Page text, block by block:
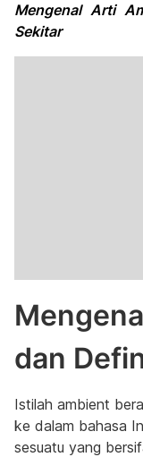
Mengenal Arti
Sekitar
dan
Istilah ambient
ke dalam bahasa
sesuatu yang